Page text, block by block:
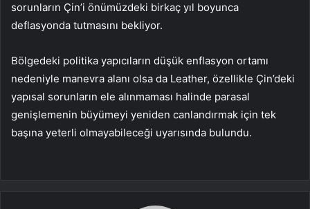
sorunların Çin’i önümüzdeki birkaç yıl boyunca
deflasyonda tutmasını bekliyor.
Bölgedeki politika yapıcıların düşük enflasyon ortamı
nedeniyle manevra alanı olsa da Leather, özellikle Çin’deki
yapısal sorunların ele alınmaması halinde parasal
genişlemenin büyümeyi yeniden canlandırmak için tek
başına yeterli olmayabileceği uyarısında bulundu.